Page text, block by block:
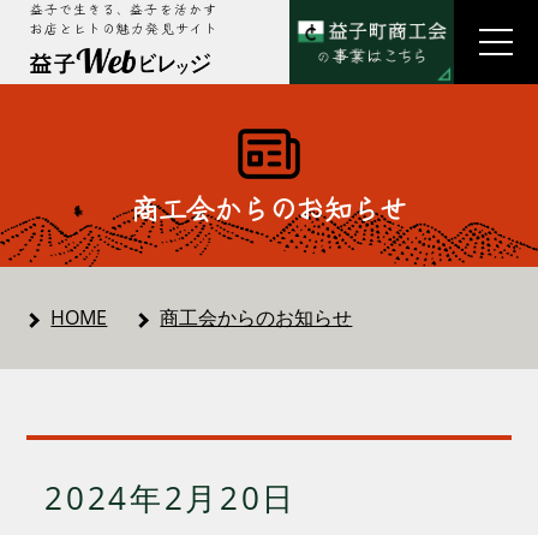
益子で生きる、益子を活かす
お店とヒトの魅力発見サイト
商工会からのお知らせ
HOME 商工会からのお知らせ
2024年2月20日